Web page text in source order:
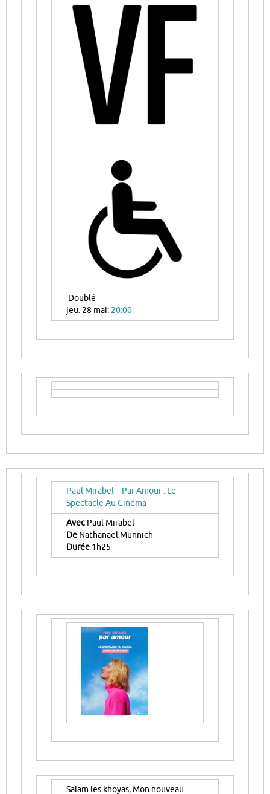
Doublé
jeu. 28 mai: 20:00
Paul Mirabel – Par Amour : Le
Spectacle Au Cinéma
Avec Paul Mirabel
De Nathanael Munnich
Durée 1h25
Salam les khoyas, Mon nouveau